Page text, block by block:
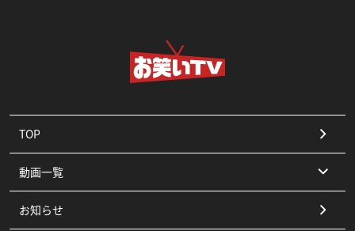
TOP
動画一覧
コント
お知らせ